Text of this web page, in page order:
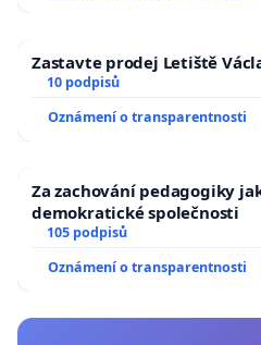
Zastavte prodej Letiště
10 podpisů
Oznámení o transparentnosti
Za zachování pedagogiky
demokratické společnosti
105 podpisů
Oznámení o transparentnosti